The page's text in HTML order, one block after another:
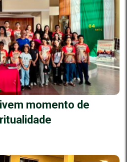
momento de